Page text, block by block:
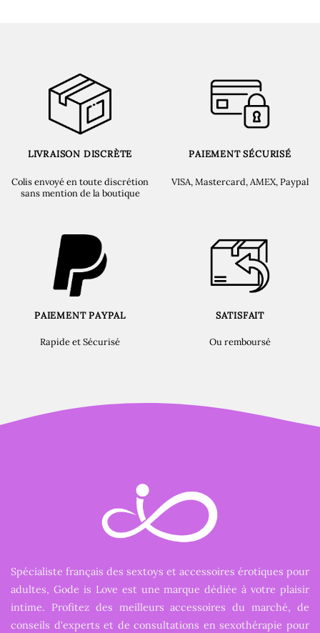
LIVRAISON DISCRÈTE
Colis envoyé en toute discrétion
sans mention de la boutique
PAIEMENT SÉCURISÉ
VISA, Mastercard, AMEX, Paypal
PAIEMENT PAYPAL
Rapide et Sécurisé
SATISFAIT
Ou remboursé
Spécialiste français des sextoys et accessoires érotiques pour
adultes, Gode is Love est une marque dédiée à votre plaisir
intime. Profitez des meilleurs accessoires du marché, de
conseils d'experts et de consultations en sexothérapie pour